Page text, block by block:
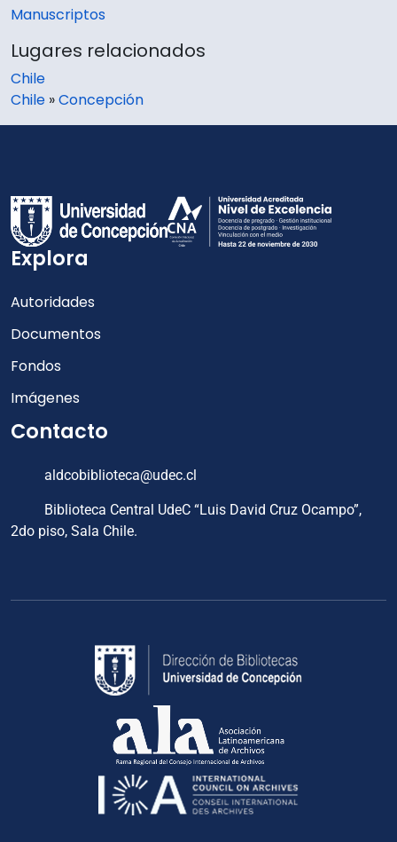
Manuscriptos
Lugares relacionados
Chile
Chile »Concepción
Explora
Autoridades
Documentos
Fondos
Imágenes
Contacto
aldcobiblioteca@udec.cl
Biblioteca Central UdeC “Luis David Cruz Ocampo”,
2do piso, Sala Chile.